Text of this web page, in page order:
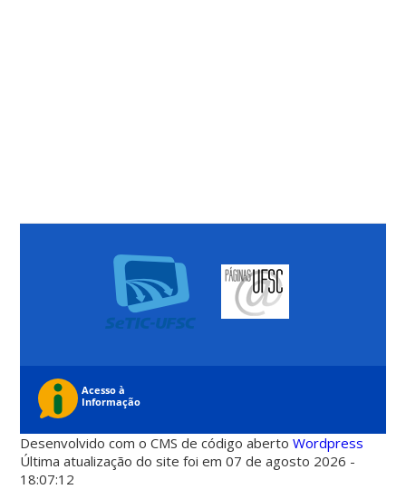
Desenvolvido com o CMS de código abertoWordpress
Última atualização do site foi em 07 de agosto 2026 -
18:07:12